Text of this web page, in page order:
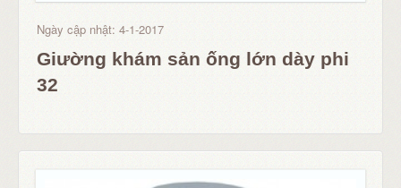
Ngày cập nhật: 4-1-2017
Giường khám sản ống lớn dày phi
32